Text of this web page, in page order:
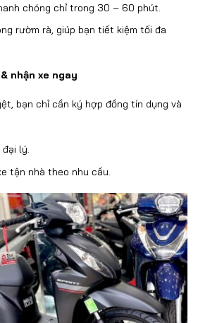
chóng chỉ trong 30– 60 phút.
rườm rà, giúp bạn tiết kiệm tốiđa
nhận xe ngay
bạn chỉ cần ký hợp đồng tín dụng và
đại lý.
tận nhà theo nhu cầu.